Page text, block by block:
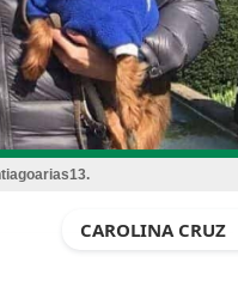
CAROLINA CRUZ